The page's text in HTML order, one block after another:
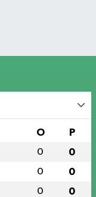
O P
0 0
0 0
0 0